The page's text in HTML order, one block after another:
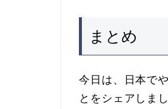
まとめ
今日は、日本で
とをシェアしまし